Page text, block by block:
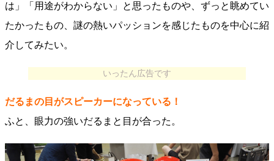
は」「用途がわからない」と思ったものや、ずっと眺めてい
たかったもの、謎の熱いパッションを感じたものを中心に紹
介してみたい。
いったん広告です
だるまの目がスピーカーになっている！
ふと、眼力の強いだるまと目が合った。